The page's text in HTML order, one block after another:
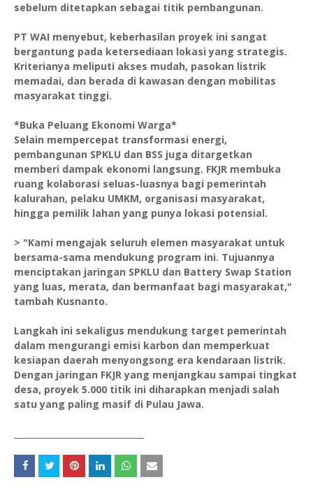
sebelum ditetapkan sebagai titik pembangunan.
PT WAI menyebut, keberhasilan proyek ini sangat
bergantung pada ketersediaan lokasi yang strategis.
Kriterianya meliputi akses mudah, pasokan listrik
memadai, dan berada di kawasan dengan mobilitas
masyarakat tinggi.
*Buka Peluang Ekonomi Warga*
Selain mempercepat transformasi energi,
pembangunan SPKLU dan BSS juga ditargetkan
memberi dampak ekonomi langsung. FKJR membuka
ruang kolaborasi seluas-luasnya bagi pemerintah
kalurahan, pelaku UMKM, organisasi masyarakat,
hingga pemilik lahan yang punya lokasi potensial.
> "Kami mengajak seluruh elemen masyarakat untuk
bersama-sama mendukung program ini. Tujuannya
menciptakan jaringan SPKLU dan Battery Swap Station
yang luas, merata, dan bermanfaat bagi masyarakat,"
tambah Kusnanto.
Langkah ini sekaligus mendukung target pemerintah
dalam mengurangi emisi karbon dan memperkuat
kesiapan daerah menyongsong era kendaraan listrik.
Dengan jaringan FKJR yang menjangkau sampai tingkat
desa, proyek 5.000 titik ini diharapkan menjadi salah
satu yang paling masif di Pulau Jawa.